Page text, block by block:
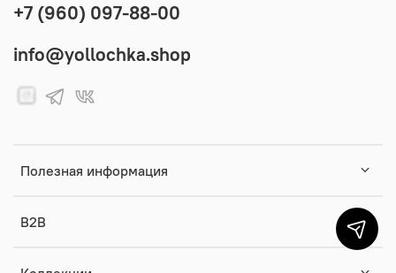
Полезная информация
B2B
+7 (960) 097-88-00
info@yollochka.shop